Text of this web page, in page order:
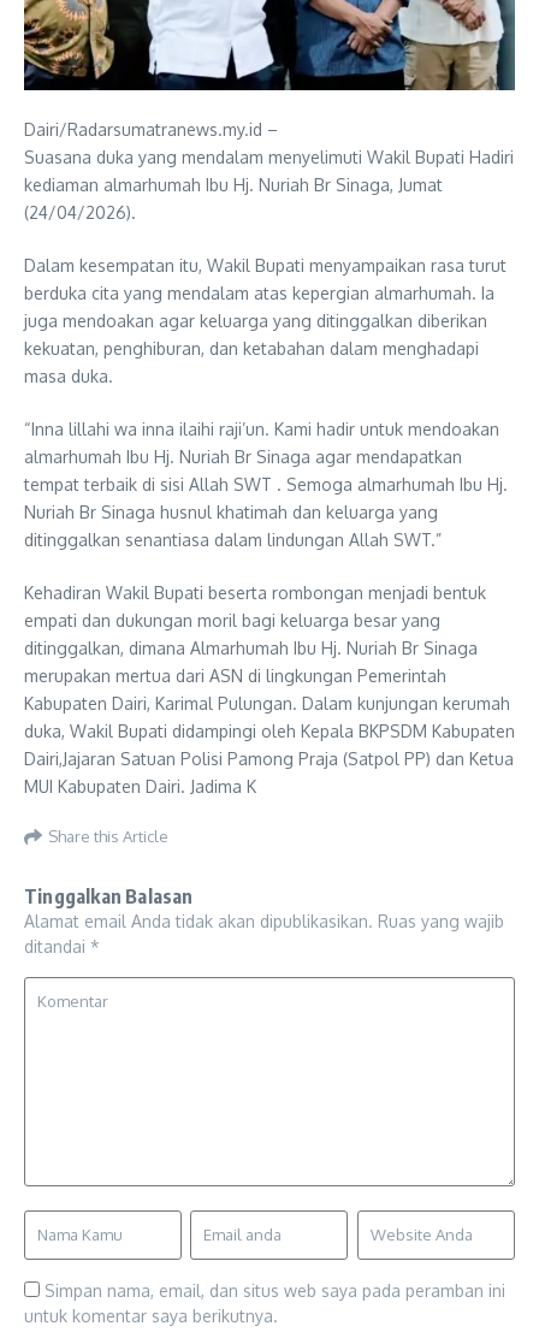
Dairi/Radarsumatranews.my.id –
Suasana duka yang mendalam menyelimuti Wakil Bupati Hadiri
kediaman almarhumah Ibu Hj. Nuriah Br Sinaga, Jumat
(24/04/2026).
Dalam kesempatan itu, Wakil Bupati menyampaikan rasa turut
berduka cita yang mendalam atas kepergian almarhumah. Ia
juga mendoakan agar keluarga yang ditinggalkan diberikan
kekuatan, penghiburan, dan ketabahan dalam menghadapi
masa duka.
“Inna lillahi wa inna ilaihi raji’un. Kami hadir untuk mendoakan
almarhumah Ibu Hj. Nuriah Br Sinaga agar mendapatkan
tempat terbaik di sisi Allah SWT . Semoga almarhumah Ibu Hj.
Nuriah Br Sinaga husnul khatimah dan keluarga yang
ditinggalkan senantiasa dalam lindungan Allah SWT.”
Kehadiran Wakil Bupati beserta rombongan menjadi bentuk
empati dan dukungan moril bagi keluarga besar yang
ditinggalkan, dimana Almarhumah Ibu Hj. Nuriah Br Sinaga
merupakan mertua dari ASN di lingkungan Pemerintah
Kabupaten Dairi, Karimal Pulungan. Dalam kunjungan kerumah
duka, Wakil Bupati didampingi oleh Kepala BKPSDM Kabupaten
Dairi,Jajaran Satuan Polisi Pamong Praja (Satpol PP) dan Ketua
MUI Kabupaten Dairi. Jadima K
Share this Article
Tinggalkan Balasan
Alamat email Anda tidak akan dipublikasikan. Ruas yang wajib
ditandai *
Simpan nama, email, dan situs web saya pada peramban ini
untuk komentar saya berikutnya.